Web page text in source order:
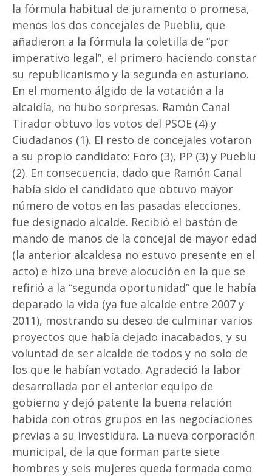
la fórmula habitual de juramento o promesa,
menos los dos concejales de Pueblu, que
añadieron a la fórmula la coletilla de “por
imperativo legal”, el primero haciendo constar
su republicanismo y la segunda en asturiano.
En el momento álgido de la votación a la
alcaldía, no hubo sorpresas. Ramón Canal
Tirador obtuvo los votos del PSOE (4) y
Ciudadanos (1). El resto de concejales votaron
a su propio candidato: Foro (3), PP (3) y Pueblu
(2). En consecuencia, dado que Ramón Canal
había sido el candidato que obtuvo mayor
número de votos en las pasadas elecciones,
fue designado alcalde. Recibió el bastón de
mando de manos de la concejal de mayor edad
(la anterior alcaldesa no estuvo presente en el
acto) e hizo una breve alocución en la que se
refirió a la “segunda oportunidad” que le había
deparado la vida (ya fue alcalde entre 2007 y
2011), mostrando su deseo de culminar varios
proyectos que había dejado inacabados, y su
voluntad de ser alcalde de todos y no solo de
los que le habían votado. Agradeció la labor
desarrollada por el anterior equipo de
gobierno y dejó patente la buena relación
habida con otros grupos en las negociaciones
previas a su investidura. La nueva corporación
municipal, de la que forman parte siete
hombres y seis mujeres queda formada como